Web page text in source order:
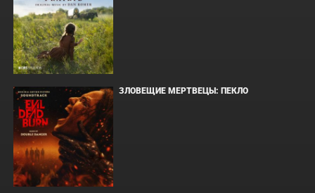
ЗЛОВЕЩИЕ МЕРТВЕЦЫ: ПЕКЛО